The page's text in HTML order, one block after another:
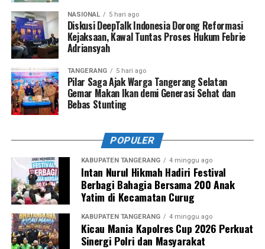
NASIONAL 5 hari ago
Diskusi DeepTalk Indonesia Dorong Reformasi
Kejaksaan, Kawal Tuntas Proses Hukum Febrie
Adriansyah
TANGERANG 5 hari ago
Pilar Saga Ajak Warga Tangerang Selatan
Gemar Makan Ikan demi Generasi Sehat dan
Bebas Stunting
POPULER
KABUPATEN TANGERANG 4 minggu ago
Intan Nurul Hikmah Hadiri Festival
Berbagi Bahagia Bersama 200 Anak
Yatim di Kecamatan Curug
KABUPATEN TANGERANG 4 minggu ago
Kicau Mania Kapolres Cup 2026 Perkuat
Sinergi Polri dan Masyarakat